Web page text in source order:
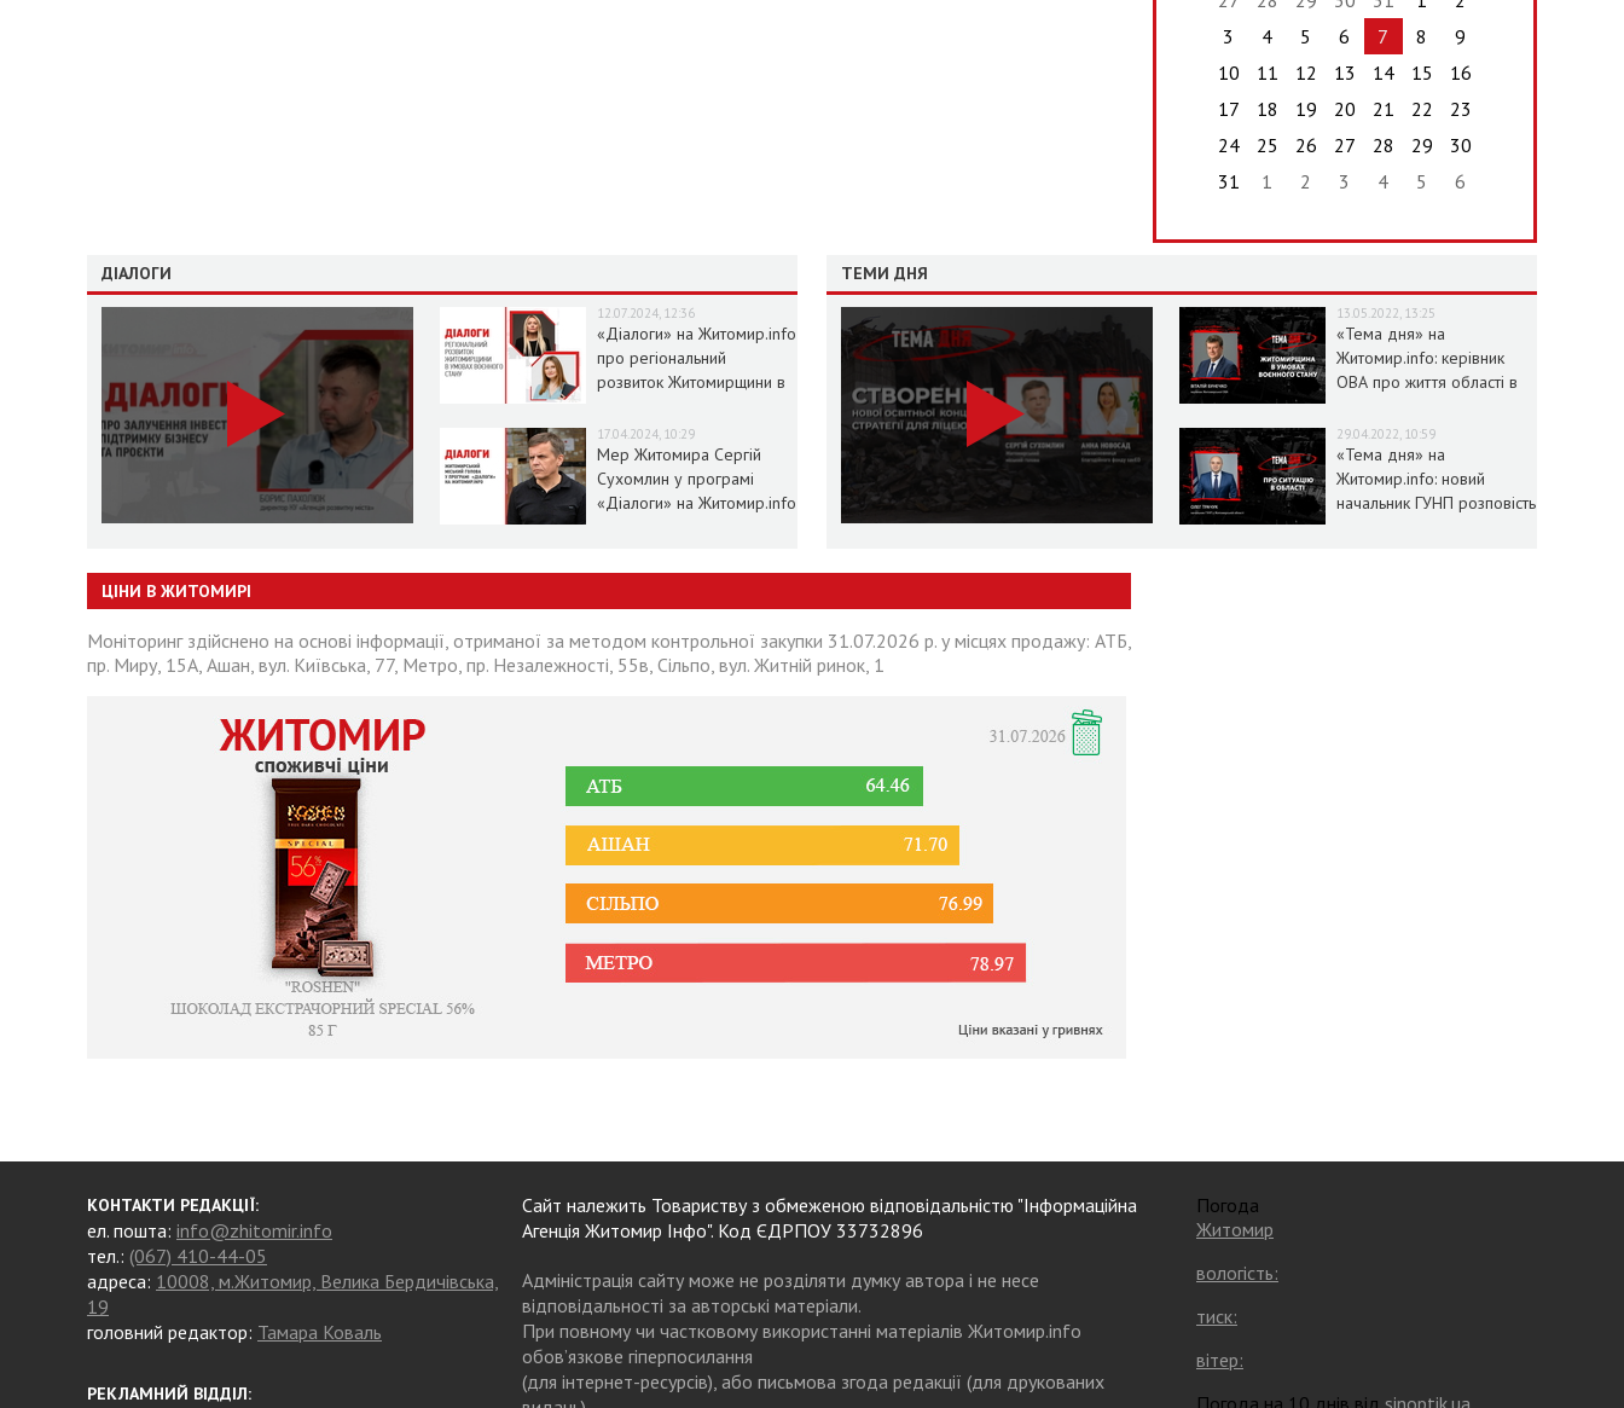
3
4 5 6 7 8
9
10
11 12 13 14 15
16
17
18 19 20 21 22
23
24
25 26 27 28 29
30
31
1 2 3 4 5 6
ДІАЛОГИ
12.07.2024, 12:36
«Діалоги» на Житомир.info
про регіональний
розвиток Житомирщини в
17.04.2024, 10:29
Мер Житомира Сергій
Сухомлин у програмі
«Діалоги» на Житомир.info
ТЕМИ ДНЯ
13.05.2022, 13:25
«Тема дня» на
Житомир.info: керівник
ОВА про життя області в
29.04.2022, 10:59
«Тема дня» на
Житомир.info: новий
начальник ГУНП розповість
ЦІНИ В ЖИТОМИРІ
Моніторинг здійснено на основі інформації, отриманої за методом контрольної закупки 31.07.2026 р. у місцях продажу: АТБ,
пр. Миру, 15А, Ашан, вул. Київська, 77, Метро, пр. Незалежності, 55в, Сільпо, вул. Житній ринок, 1
КОНТАКТИ РЕДАКЦІЇ:
ел. пошта: info@zhitomir.info
тел.: (067) 410-44-05
адреса: 10008, м.Житомир, Велика Бердичівська,
19
головний редактор: Тамара Коваль
РЕКЛАМНИЙ ВІДДІЛ:
Сайт належить Товариству з обмеженою відповідальністю "Інформаційна
Агенція Житомир Інфо". Код ЄДРПОУ 33732896
Адміністрація сайту може не розділяти думку автора і не несе
відповідальності за авторські матеріали.
При повному чи частковому використанні матеріалів Житомир.info
обов’язкове гіперпосилання
(для інтернет-ресурсів), або письмова згода редакції (для друкованих
Погода
Житомир
вологість:
тиск:
вітер:
Погода на 10 днів від sinoptik.ua